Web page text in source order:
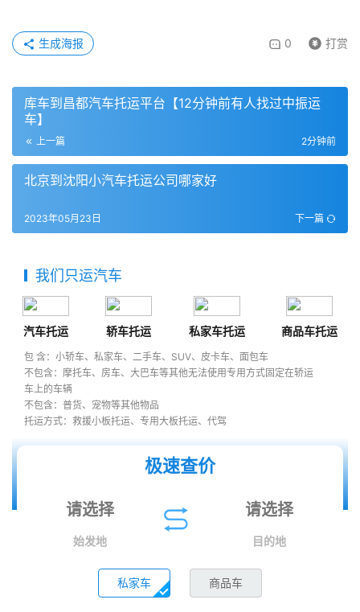
0 打赏
生成海报
库车到昌都汽车托运平台【12分钟前有人找过中振运
车】
上一篇 2分钟前
北京到沈阳小汽车托运公司哪家好
下一篇
2023年05月23日
我们只运汽车
汽车托运 轿车托运 私家车托运 商品车托运
包 含：小轿车、私家车、二手车、SUV、皮卡车、面包车
不包含：摩托车、房车、大巴车等其他无法使用专用方式固定在轿运
车上的车辆
不包含：普货、宠物等其他物品
托运方式：救援小板托运、专用大板托运、代驾
极速查价
始发地 目的地
私家车 商品车